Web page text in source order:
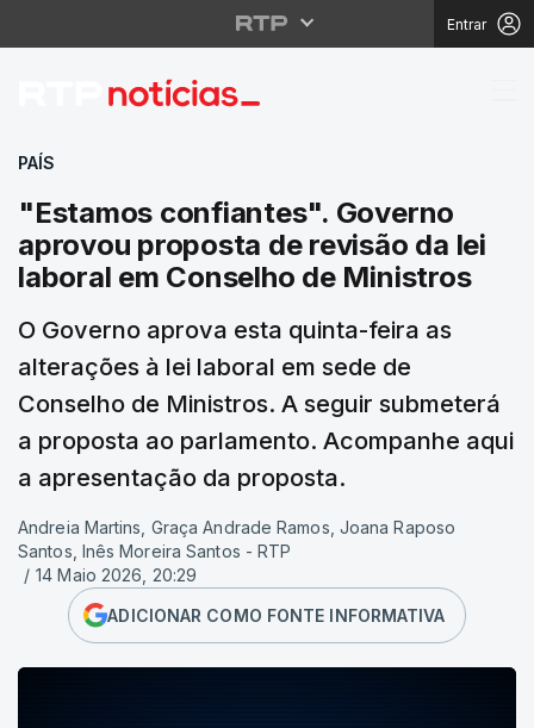
Entrar
"Estamos
PAÍS
"Estamos confiantes". Governo
aprovou proposta de revisão da lei
laboral em Conselho de Ministros
O Governo aprova esta quinta-feira as
alterações à lei laboral em sede de
Conselho de Ministros. A seguir submeterá
a proposta ao parlamento. Acompanhe aqui
a apresentação da proposta.
Andreia Martins, Graça Andrade Ramos, Joana Raposo
Santos, Inês Moreira Santos - RTP
/ 14 Maio 2026, 20:29
ADICIONAR COMO FONTE INFORMATIVA